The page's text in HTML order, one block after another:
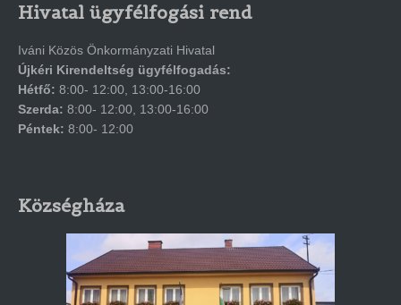
Hivatal ügyfélfogási rend
Iváni Közös Önkormányzati Hivatal
Újkéri Kirendeltség ügyfélfogadás:
Hétfő: 8:00- 12:00, 13:00-16:00
Szerda: 8:00- 12:00, 13:00-16:00
Péntek: 8:00- 12:00
Községháza